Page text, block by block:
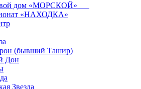
дом «МОРСКОЙ»
«НАХОДКА»
(бывший Ташир)
Дон
Звезда